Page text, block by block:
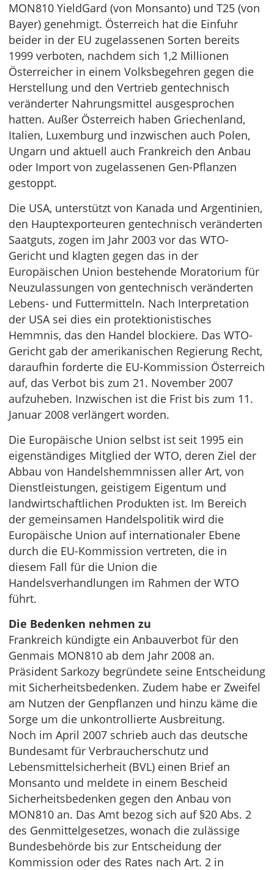
MON810 YieldGard (von Monsanto) und T25 (von
Bayer) genehmigt. Österreich hat die Einfuhr
beider in der EU zugelassenen Sorten bereits
1999 verboten, nachdem sich 1,2 Millionen
Österreicher in einem Volksbegehren gegen die
Herstellung und den Vertrieb gentechnisch
veränderter Nahrungsmittel ausgesprochen
hatten. Außer Österreich haben Griechenland,
Italien, Luxemburg und inzwischen auch Polen,
Ungarn und aktuell auch Frankreich den Anbau
oder Import von zugelassenen Gen-Pflanzen
gestoppt.
Die USA, unterstützt von Kanada und Argentinien,
den Hauptexporteuren gentechnisch veränderten
Saatguts, zogen im Jahr 2003 vor das WTO-
Gericht und klagten gegen das in der
Europäischen Union bestehende Moratorium für
Neuzulassungen von gentechnisch veränderten
Lebens- und Futtermitteln. Nach Interpretation
der USA sei dies ein protektionistisches
Hemmnis, das den Handel blockiere. Das WTO-
Gericht gab der amerikanischen Regierung Recht,
daraufhin forderte die EU-Kommission Österreich
auf, das Verbot bis zum 21. November 2007
aufzuheben. Inzwischen ist die Frist bis zum 11.
Januar 2008 verlängert worden.
Die Europäische Union selbst ist seit 1995 ein
eigenständiges Mitglied der WTO, deren Ziel der
Abbau von Handelshemmnissen aller Art, von
Dienstleistungen, geistigem Eigentum und
landwirtschaftlichen Produkten ist. Im Bereich
der gemeinsamen Handelspolitik wird die
Europäische Union auf internationaler Ebene
durch die EU-Kommission vertreten, die in
diesem Fall für die Union die
Handelsverhandlungen im Rahmen der WTO
führt.
Die Bedenken nehmen zu
Frankreich kündigte ein Anbauverbot für den
Genmais MON810 ab dem Jahr 2008 an.
Präsident Sarkozy begründete seine Entscheidung
mit Sicherheitsbedenken. Zudem habe er Zweifel
am Nutzen der Genpflanzen und hinzu käme die
Sorge um die unkontrollierte Ausbreitung.
Noch im April 2007 schrieb auch das deutsche
Bundesamt für Verbraucherschutz und
Lebensmittelsicherheit (BVL) einen Brief an
Monsanto und meldete in einem Bescheid
Sicherheitsbedenken gegen den Anbau von
MON810 an. Das Amt bezog sich auf §20 Abs. 2
des Genmittelgesetzes, wonach die zulässige
Bundesbehörde bis zur Entscheidung der
Kommission oder des Rates nach Art. 2 in